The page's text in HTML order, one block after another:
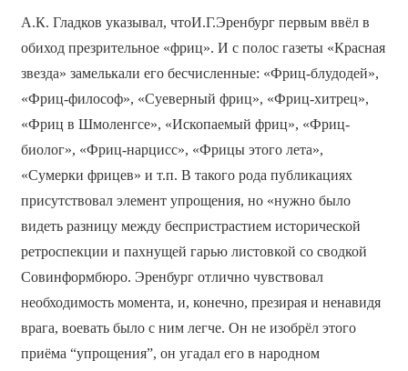
А.К. Гладков указывал, чтоИ.Г.Эренбург первым ввёл в
обиход презрительное «фриц». И с полос газеты «Красная
звезда» замелькали его бесчисленные: «Фриц-блудодей»,
«Фриц-философ», «Суеверный фриц», «Фриц-хитрец»,
«Фриц в Шмоленгсе», «Ископаемый фриц», «Фриц-
биолог», «Фриц-нарцисс», «Фрицы этого лета»,
«Сумерки фрицев» и т.п. В такого рода публикациях
присутствовал элемент упрощения, но «нужно было
видеть разницу между беспристрастием исторической
ретроспекции и пахнущей гарью листовкой со сводкой
Совинформбюро. Эренбург отлично чувствовал
необходимость момента, и, конечно, презирая и ненавидя
врага, воевать было с ним легче. Он не изобрёл этого
приёма “упрощения”, он угадал его в народном